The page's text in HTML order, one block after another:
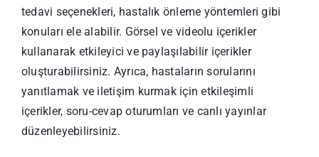
tedavi seçenekleri, hastalık önleme yöntemleri gibi
konuları ele alabilir. Görsel ve videolu içerikler
kullanarak etkileyici ve paylaşılabilir içerikler
oluşturabilirsiniz. Ayrıca, hastaların sorularını
yanıtlamak ve iletişim kurmak için etkileşimli
içerikler, soru-cevap oturumları ve canlı yayınlar
düzenleyebilirsiniz.